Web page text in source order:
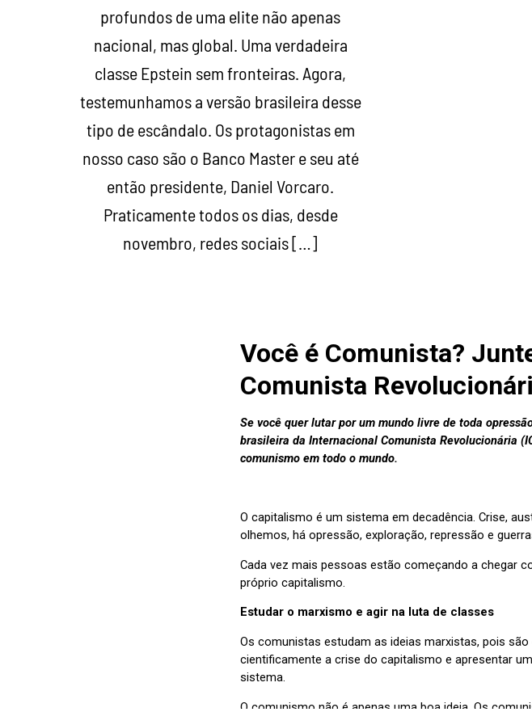
profundos de uma elite não apenas
nacional, mas global. Uma verdadeira
classe Epstein sem fronteiras. Agora,
testemunhamos a versão brasileira desse
tipo de escândalo. Os protagonistas em
nosso caso são o Banco Master e seu até
então presidente, Daniel Vorcaro.
Praticamente todos os dias, desde
novembro, redes sociais […]